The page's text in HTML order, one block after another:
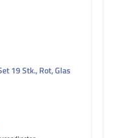
19 Stk., Rot, Glas